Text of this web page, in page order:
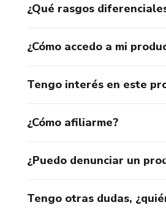
¿Qué rasgos
¿Cómo accedo a mi
Tengo interés en este
¿Cómo afiliarme?
¿Puedo denunciar un
Tengo otras dudas,